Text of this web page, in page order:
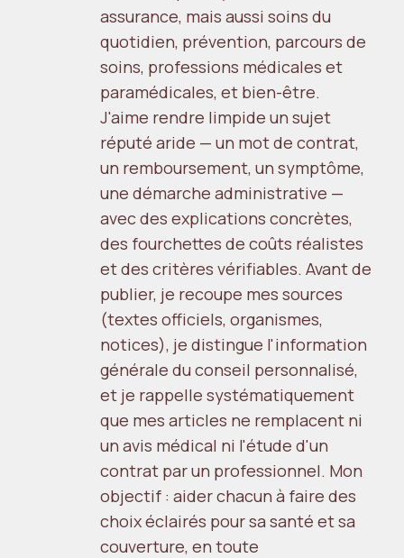
assurance, mais aussi soins du
quotidien, prévention, parcours de
soins, professions médicales et
paramédicales, et bien-être.
J'aime rendre limpide un sujet
réputé aride — un mot de contrat,
un remboursement, un symptôme,
une démarche administrative —
avec des explications concrètes,
des fourchettes de coûts réalistes
et des critères vérifiables. Avant de
publier, je recoupe mes sources
(textes officiels, organismes,
notices), je distingue l'information
générale du conseil personnalisé,
et je rappelle systématiquement
que mes articles ne remplacent ni
un avis médical ni l'étude d'un
contrat par un professionnel. Mon
objectif : aider chacun à faire des
choix éclairés pour sa santé et sa
couverture, en toute